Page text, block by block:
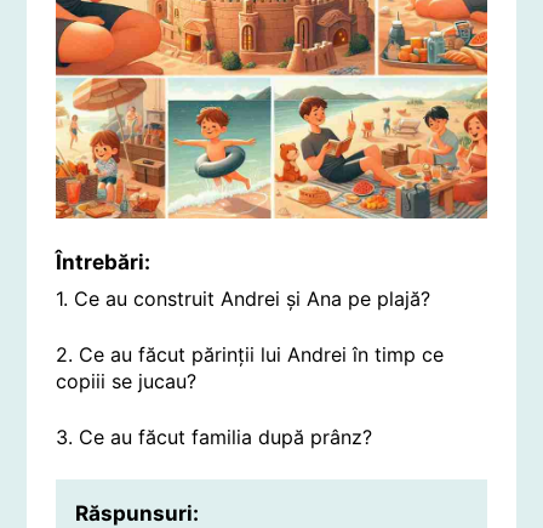
Întrebări:
1. Ce au construit Andrei și Ana pe plajă?
2. Ce au făcut părinții lui Andrei în timp ce
copiii se jucau?
3. Ce au făcut familia după prânz?
Răspunsuri: